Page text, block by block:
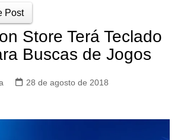
Post
Store Terá Teclado
Buscas de Jogos
28 de agosto de 2018